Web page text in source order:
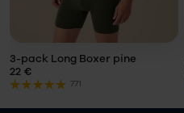
VARUKORG
3-pack Long Boxer pine
22 €
771